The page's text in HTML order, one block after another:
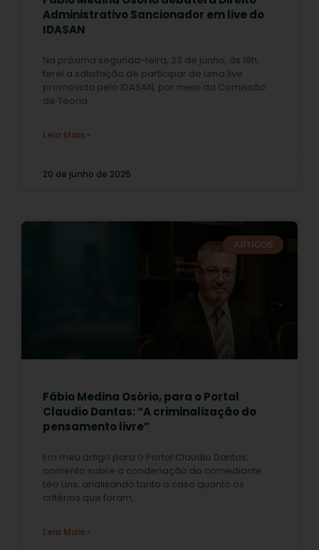
Administrativo Sancionador em live do
IDASAN
Na próxima segunda-feira, 23 de junho, às 19h,
terei a satisfação de participar de uma live
promovida pelo IDASAN, por meio da Comissão
de Teoria
Leia Mais »
20 de junho de 2025
ARTIGOS
Fábio Medina Osório, para o Portal
Claudio Dantas: “A criminalização do
pensamento livre”
Em meu artigo para o Portal Claudio Dantas,
comento sobre a condenação do comediante
Léo Lins, analisando tanto o caso quanto os
critérios que foram,
Leia Mais »